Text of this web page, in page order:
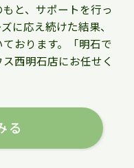
と、サポートを行っ
に応え続けた結果、
おります。「明石で
西明石店にお任せく
る